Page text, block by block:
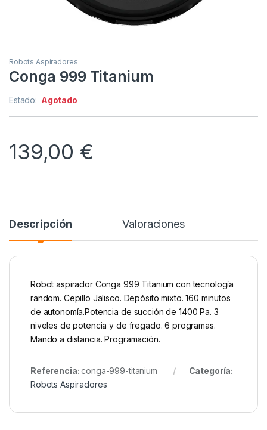
Robots Aspiradores
Conga 999 Titanium
Estado: Agotado
139,00 €
Descripción Valoraciones
Robot aspirador Conga 999 Titanium con tecnología
random. Cepillo Jalisco. Depósito mixto. 160 minutos
de autonomía.Potencia de succión de 1400 Pa. 3
niveles de potencia y de fregado. 6 programas.
Mando a distancia. Programación.
Referencia:conga-999-titanium
Categoría:
Robots Aspiradores